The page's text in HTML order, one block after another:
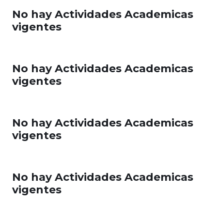
No hay Actividades Academicas
vigentes
No hay Actividades Academicas
vigentes
No hay Actividades Academicas
vigentes
No hay Actividades Academicas
vigentes